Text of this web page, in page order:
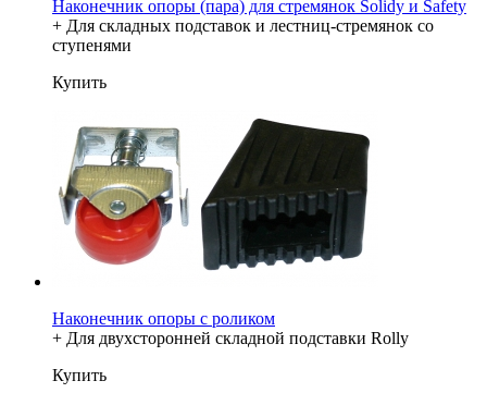
Наконечник опоры (пара) для стремянок Solidy и Safety
+ Для складных подставок и лестниц-стремянок со
ступенями
Купить
Наконечник опоры с роликом
+ Для двухсторонней складной подставки Rolly
Купить